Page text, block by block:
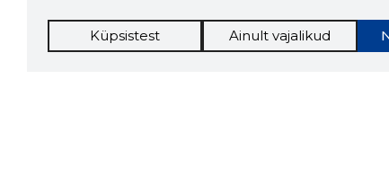
Küpsistest Ainult vajalikud